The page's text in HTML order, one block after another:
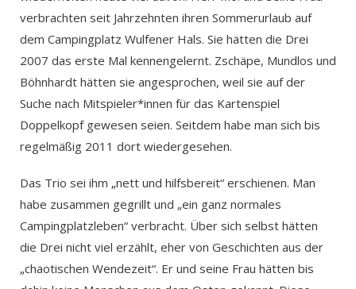
verbrachten seit Jahrzehnten ihren Sommerurlaub auf
dem Campingplatz Wulfener Hals. Sie hätten die Drei
2007 das erste Mal kennengelernt. Zschäpe, Mundlos und
Böhnhardt hätten sie angesprochen, weil sie auf der
Suche nach Mitspieler*innen für das Kartenspiel
Doppelkopf gewesen seien. Seitdem habe man sich bis
regelmäßig 2011 dort wiedergesehen.
Das Trio sei ihm „nett und hilfsbereit“ erschienen. Man
habe zusammen gegrillt und „ein ganz normales
Campingplatzleben“ verbracht. Über sich selbst hätten
die Drei nicht viel erzählt, eher von Geschichten aus der
„chaotischen Wendezeit“. Er und seine Frau hätten bis